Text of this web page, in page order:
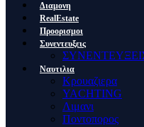
Διαμονη
RealEstate
Προορισμοι
Συνεντευξεις
Ναυτιλια
Κρουαζιερα
YACHTING
Λιμανι
Ποντοπορος